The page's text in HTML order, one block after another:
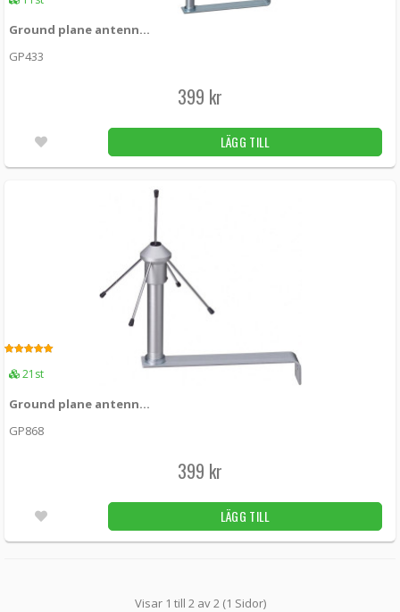
Ground plane antenn för Tellstick Net/ZNet (433Mhz) med SMA-hane
GP433
399 kr
LÄGG TILL
21st
Ground plane antenn för Z-Wave/LoRa (868Mhz) med SMA-hane
GP868
399 kr
LÄGG TILL
Visar 1 till 2 av 2 (1 Sidor)